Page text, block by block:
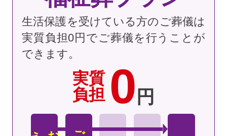
実質
負担 0 円
生活保護を受けている方のご葬儀は
実質負担0円でご葬儀を行うことが
できます。
お
迎
え ご安置